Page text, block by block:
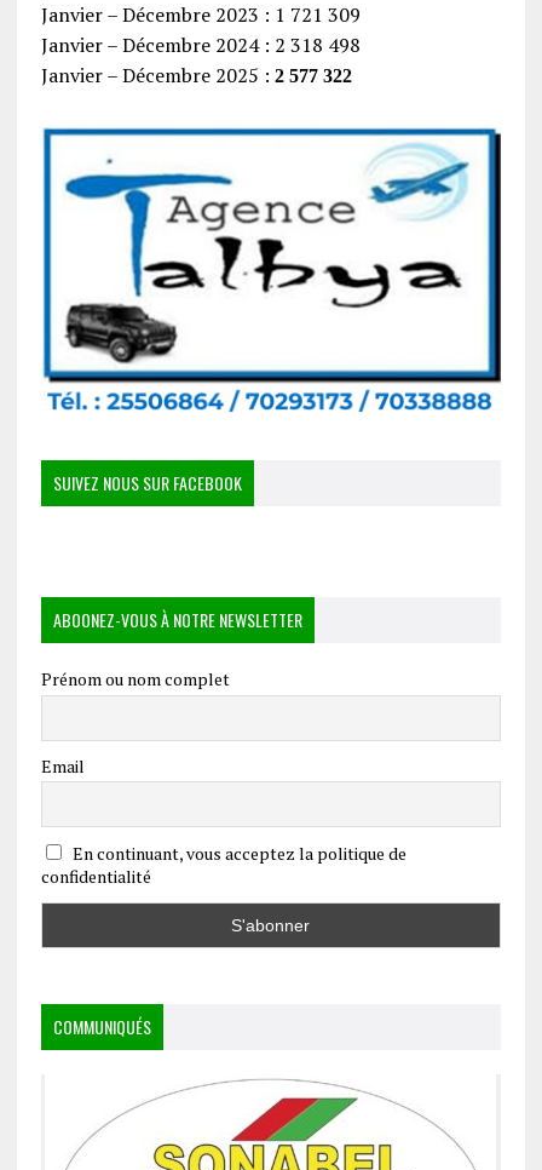
Janvier – Décembre 2023 : 1 721 309
Janvier – Décembre 2024 : 2 318 498
Janvier – Décembre 2025 : 2 577 322
SUIVEZ NOUS SUR FACEBOOK
ABOONEZ-VOUS À NOTRE NEWSLETTER
Prénom ou nom complet
Email
En continuant, vous acceptez la politique de
confidentialité
COMMUNIQUÉS